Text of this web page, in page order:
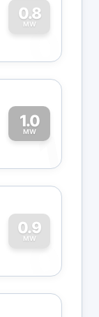
0.8
MW
0
1.0
MW1
0.9
MW
0